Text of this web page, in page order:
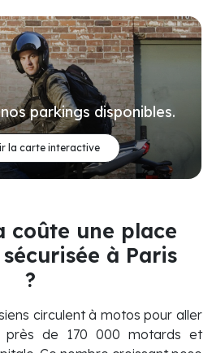
parkings disponibles.
la carte interactive
coûte une place
à Paris
?
circulent à motos pour aller
près de 170 000 motards et